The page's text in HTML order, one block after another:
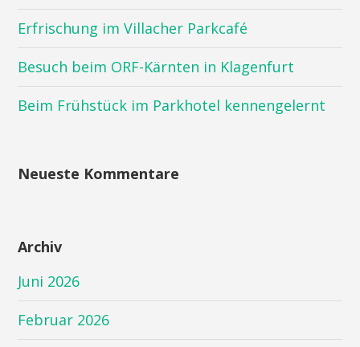
Erfrischung im Villacher Parkcafé
Besuch beim ORF-Kärnten in Klagenfurt
Beim Frühstück im Parkhotel kennengelernt
Neueste Kommentare
Archiv
Juni 2026
Februar 2026